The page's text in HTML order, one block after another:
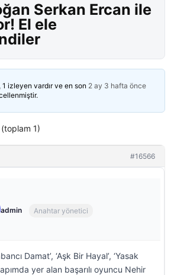
Serkan Ercan ile
El ele
izleyen vardır ve en son 2 ay 3 hafta önce
1)
#16566
admin Anahtar yönetici
Damat’, ‘Aşk Bir Hayal’, ‘Yasak
yer alan başarılı oyuncu Nehir